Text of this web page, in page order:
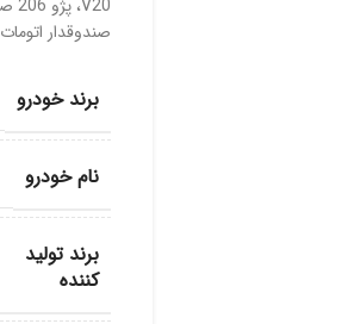
V20، پژو 206 صندوقدار V8،
صندوقدار اتومات V9
برند خودرو
نام خودرو
برند تولید
کننده